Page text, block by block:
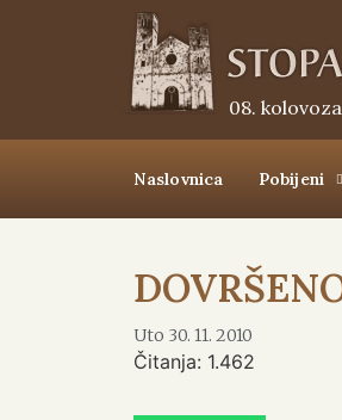
08.
Naslovnica Pobijeni
Uto 30. 11. 2010
Čitanja: 1.462